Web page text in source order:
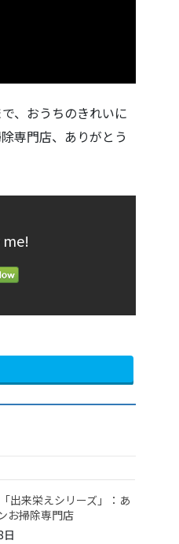
、おうちのきれいに
専門店、ありがとう
出来栄えシリーズ」：あ
お掃除専門店